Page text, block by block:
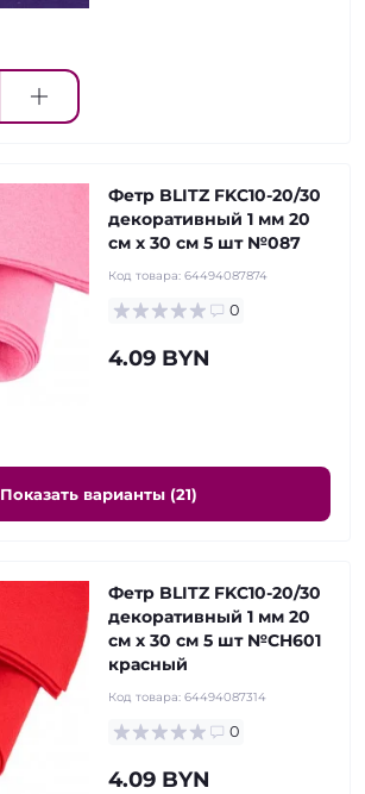
Фетр BLITZ FKC10-20/30
декоративный 1 мм 20
см х 30 см 5 шт №087
Код товара: 64494087874
0
4.09 BYN
Показать варианты (21)
Фетр BLITZ FKC10-20/30
декоративный 1 мм 20
см х 30 см 5 шт №CH601
красный
Код товара: 64494087314
0
4.09 BYN